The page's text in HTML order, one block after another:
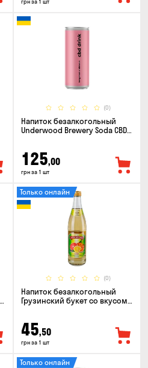
грн за 1 шт
(0)
Напиток безалкогольный
Underwood Brewery Soda CBD
125,00
грн за 1 шт
(0)
Только онлайн
Напиток безалкогольный
Грузинский букет со вкусом
45,50
грн за 1 шт
Только онлайн